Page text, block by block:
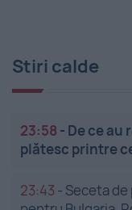
Stiri calde
23:58 - De ce au
plătesc printre
23:43 - Seceta